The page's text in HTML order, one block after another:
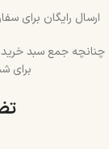
ارسال رایگان برای سفارش های بالای 2
برای